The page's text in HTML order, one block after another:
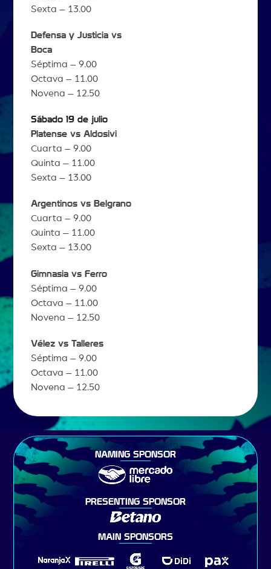
Sexta – 13.00
Defensa y Justicia vs
Boca
Séptima – 9.00
Octava – 11.00
Novena – 12.50
Sábado 19 de julio
Platense vs Aldosivi
Cuarta – 9.00
Quinta – 11.00
Sexta – 13.00
Argentinos vs Belgrano
Cuarta – 9.00
Quinta – 11.00
Sexta – 13.00
Gimnasia vs Ferro
Séptima – 9.00
Octava – 11.00
Novena – 12.50
Vélez vs Talleres
Séptima – 9.00
Octava – 11.00
Novena – 12.50
NAMING SPONSOR
PRESENTING SPONSOR
MAIN SPONSORS